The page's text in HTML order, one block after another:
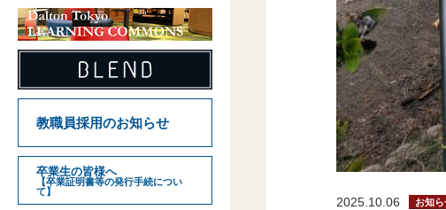
教職員採用のお知らせ
卒業生の皆様へ
【卒業証明書等の発行手続につい
て】
2025.10.06 お知ら